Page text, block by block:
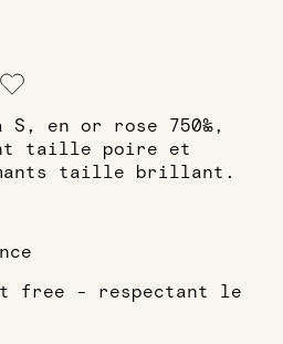
S, en or rose 750‰,
taille poire et
taille brillant.
free - respectant le